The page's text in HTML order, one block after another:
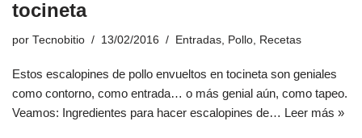
tocineta
por Tecnobitio 13/02/2016 Entradas, Pollo, Recetas
Estos escalopines de pollo envueltos en tocineta son geniales
como contorno, como entrada… o más genial aún, como tapeo.
Veamos: Ingredientes para hacer escalopines de… Leer más »